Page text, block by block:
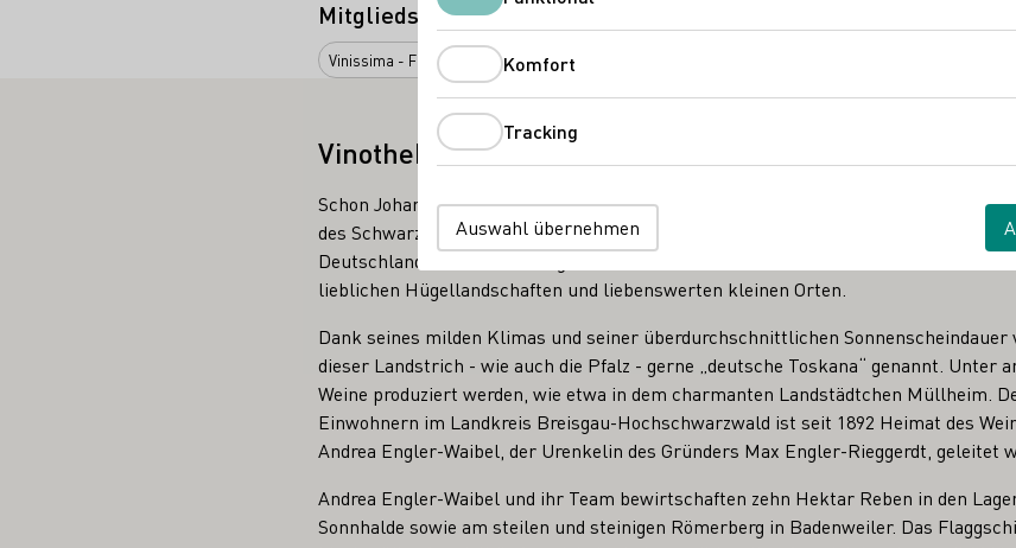
Mitgliedschaften
Vinissima - Frauen & Wein e.V.
Vinothek
Schon Johann Wolfgang von Goethe zeigte sich einst begeistert. „Ein glückliches
des Schwarzwalds reift“, schwärmte der berühmte Dichter über das
Deutschlands. Im Westen angrenzend an Frankreich und im Süden an die Schweiz
lieblichen Hügellandschaften und liebenswerten kleinen Orten.
Dank seines milden Klimas und seiner überdurchschnittlichen Sonnenscheindauer
dieser Landstrich - wie auch die Pfalz - gerne „deutsche Toskana“ genannt. Unter
Weine produziert werden, wie etwa in dem charmanten Landstädtchen Müllheim.
Einwohnern im Landkreis Breisgau-Hochschwarzwald ist seit 1892 Heimat des
Andrea Engler-Waibel, der Urenkelin des Gründers Max Engler-Rieggerdt, geleitet
Andrea Engler-Waibel und ihr Team bewirtschaften zehn Hektar Reben in den
Sonnhalde sowie am steilen und steinigen Römerberg in Badenweiler. Das
Funktional
Komfort
Tracking
Auswahl übernehmen